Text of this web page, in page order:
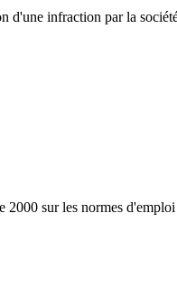
d'une infraction par la
2000 sur les normes d'emploi